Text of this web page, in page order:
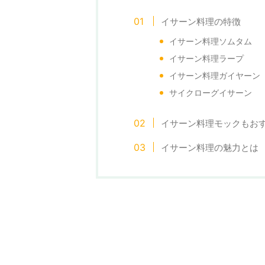
イサーン料理の特徴
イサーン料理ソムタム
イサーン料理ラープ
イサーン料理ガイヤーン
サイクローグイサーン
イサーン料理モックもお
イサーン料理の魅力とは